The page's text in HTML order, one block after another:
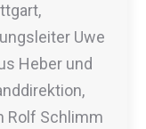
Uwe
Heber und
Rolf Schlimm